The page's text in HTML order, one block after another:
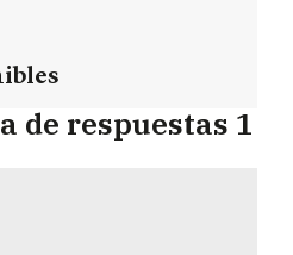
de respuestas 1